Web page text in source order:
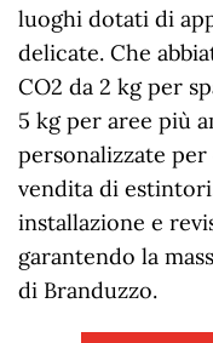
luoghi dotati di
delicate. Che
CO2 da 2 kg per
5 kg per aree più
personalizzate
vendita di
installazione e
garantendo la
di Branduzzo.